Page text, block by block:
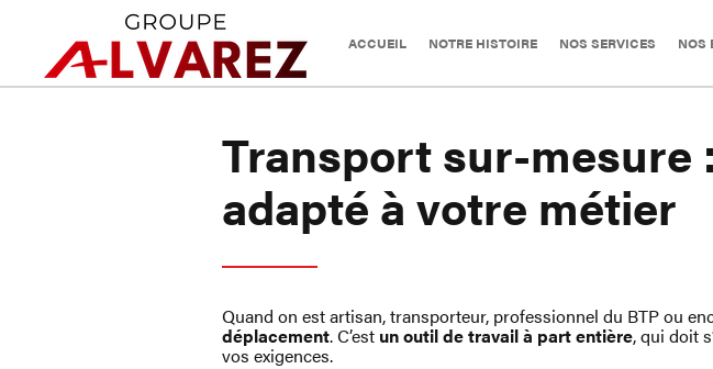
ACCUEIL NOTRE HISTOIRE NOS SERVICES NOS
Transport sur-mesure
adapté à votre métier
Quand on est artisan, transporteur, professionnel du BTP ou
déplacement. C’est un outil de travail à part entière, qui doit
vos exigences.